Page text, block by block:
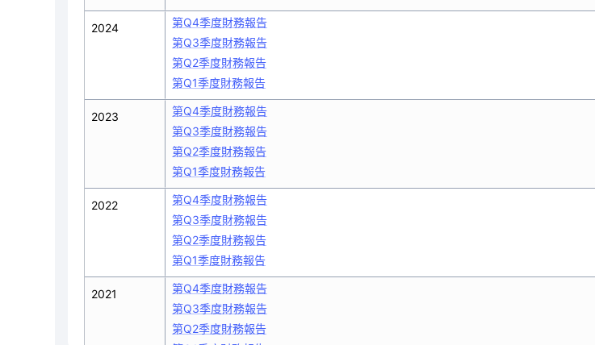
2024
2023
2022
2021
第Q4季度財務報告
第Q3季度財務報告
第Q2季度財務報告
第Q1季度財務報告
第Q4季度財務報告
第Q3季度財務報告
第Q2季度財務報告
第Q1季度財務報告
第Q4季度財務報告
第Q3季度財務報告
第Q2季度財務報告
第Q1季度財務報告
第Q4季度財務報告
第Q3季度財務報告
第Q2季度財務報告